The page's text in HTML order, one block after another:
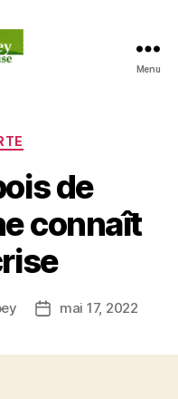
Menu
de
connaît
Datemai 17, 2022